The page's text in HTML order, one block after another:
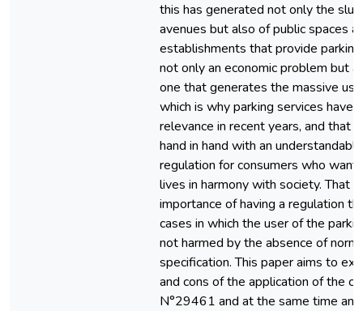
this has generated not only the
avenues but also of public spaces
establishments that provide
not only an economic problem but
one that generates the massive
which is why parking services have
relevance in recent years, and that
hand in hand with an
regulation for consumers who want
lives in harmony with society. That
importance of having a regulation
cases in which the user of the
not harmed by the absence of
specification. This paper aims to
and cons of the application of the
N°29461 and at the same time